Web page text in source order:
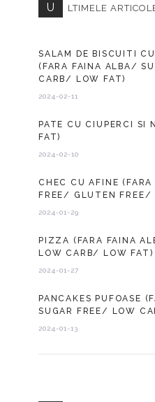
U LTIMELE
SALAM DE BISCUITI
(FARA FAINA ALBA/
CARB/ LOW FAT)
2024-02-11
PATE CU CIUPERCI SI
FAT)
2024-02-10
CHEC CU AFINE
FREE/ GLUTEN
2024-01-29
PIZZA (FARA FAINA
LOW CARB/ LOW FAT)
2024-01-27
PANCAKES PUFOASE
SUGAR FREE/ LOW
2024-01-13